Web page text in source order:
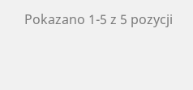
Pokazano 1-5 z 5 pozycji